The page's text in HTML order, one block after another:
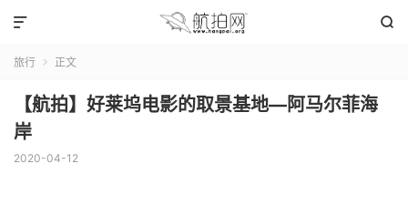


旅行  正文
【航拍】好莱坞电影的取景基地—阿马尔菲海
岸
2020-04-12